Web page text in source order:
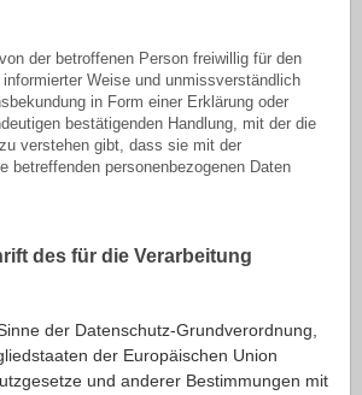
der betroffenen Person freiwillig für den
Weise und unmissverständlich
in Form einer Erklärung oder
bestätigenden Handlung, mit der die
verstehen gibt, dass sie mit der
betreffenden personenbezogenen Daten
des für die Verarbeitung
der Datenschutz-Grundverordnung,
der Europäischen Union
und anderer Bestimmungen mit